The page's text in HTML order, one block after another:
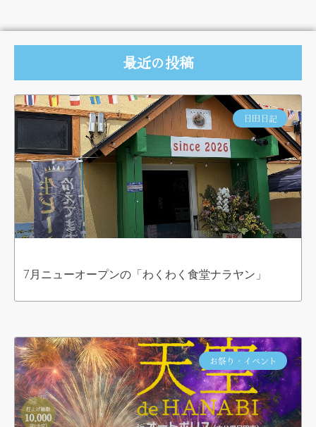
最近の投稿
日田日記
7月ニューオープンの「わくわく食堂ナラヤン」
お祭り・イベント